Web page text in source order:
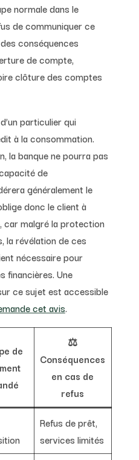
normale dans le
de communiquer ce
conséquences
de compte,
clôture des comptes
particulier qui
à la consommation.
la banque ne pourra pas
de
généralement le
donc le client à
car malgré la protection
la révélation de ces
nécessaire pour
financières. Une
ce sujet est accessible
cet avis.
de
⚖️
Conséquences
en cas de
refus
Refus de prêt,
services limités